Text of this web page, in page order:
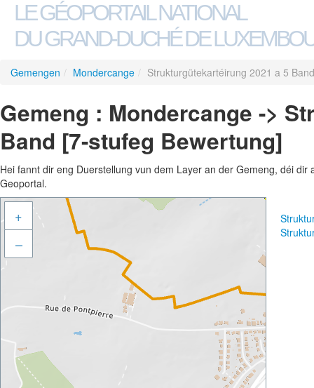
LE GÉOPORTAIL NATIONAL
DU GRAND-DUCHÉ DE
Gemengen / Mondercange / Strukturgütekartéirung 2021 a 5
Gemeng : Mondercange ->
Band [7-stufeg Bewertung]
Hei fannt dir eng Duerstellung vun dem Layer an der Gemeng, déi
Geoportal.
+
–